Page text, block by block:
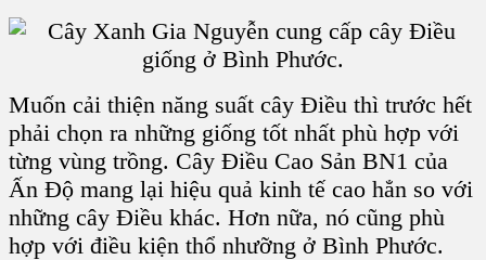
Muốn cải thiện năng suất cây Điều thì trước hết
phải chọn ra những giống tốt nhất phù hợp với
từng vùng trồng. Cây Điều Cao Sản BN1 của
Ấn Độ mang lại hiệu quả kinh tế cao hẳn so với
những cây Điều khác. Hơn nữa, nó cũng phù
hợp với điều kiện thổ nhưỡng ở Bình Phước.